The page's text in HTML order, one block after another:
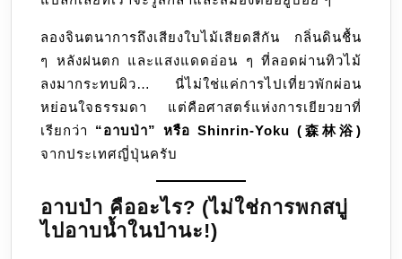
พลัง
จาก
ธรร
ลองจินตนาการถึงเสียงใบไม้เสียดสีกัน กลิ่นดินชื้น
ๆ หลังฝนตก และแสงแดดอ่อน ๆ ที่ลอดผ่านทิวไม้
ลงมากระทบผิว… นี่ไม่ใช่แค่การไปเที่ยวพักผ่อน
หย่อนใจธรรมดา แต่คือศาสตร์แห่งการเยียวยาที่
เรียกว่า “อาบป่า” หรือ Shinrin-Yoku (森林浴)
จากประเทศญี่ปุ่นครับ
อาบป่า คืออะไร? (ไม่ใช่การพกสบู่
ไปอาบน้ำในป่านะ!)